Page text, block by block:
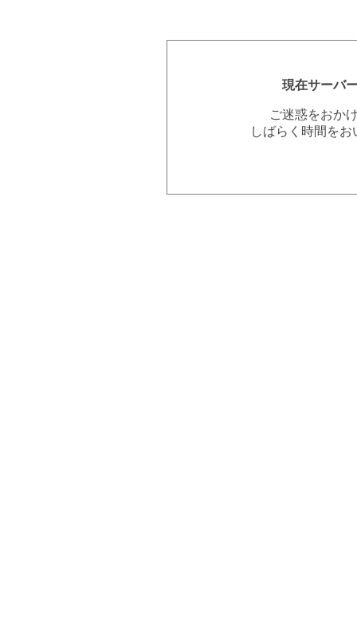
現在サーバ
ご迷惑をおか
しばらく時間を